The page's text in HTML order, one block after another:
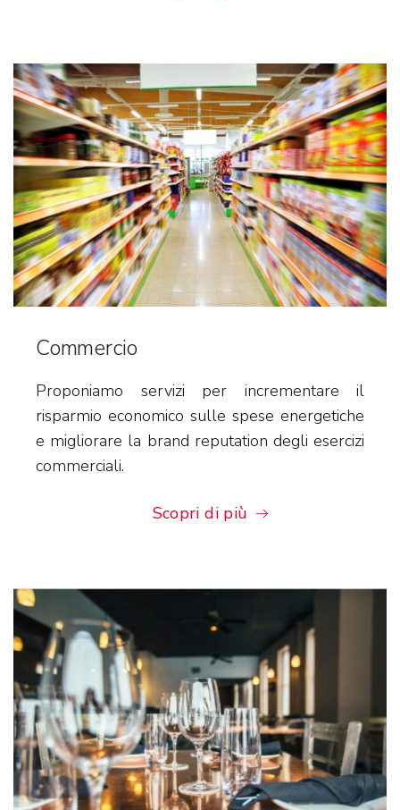
Commercio
Proponiamo servizi per incrementare il
risparmio economico sulle spese energetiche
e migliorare la brand reputation degli esercizi
commerciali.
Scopri di più